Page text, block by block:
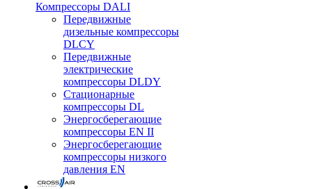
Компрессоры DALI
Передвижные
дизельные компрессоры
DLCY
Передвижные
электрические
компрессоры DLDY
Стационарные
компрессоры DL
Энергосберегающие
компрессоры EN II
Энергосберегающие
компрессоры низкого
давления EN